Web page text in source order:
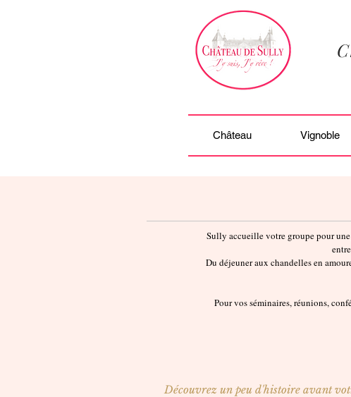
Château Vignoble
Sully accueille votre groupe pour
Du déjeuner aux chandelles en
Pour vos séminaires, réunions,
Découvrez un peu d'histoire avant